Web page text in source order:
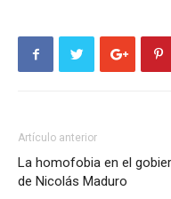
Artículo anterior
La homofobia en el
de Nicolás Maduro